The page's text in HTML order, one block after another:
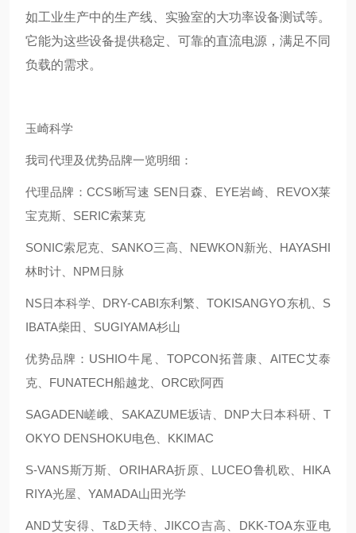
如工业生产中的生产线、实验室的大功率设备测试等。
它能为这些设备提供稳定、可靠的直流电源，满足不同
负载的需求。
玉崎科学
我司代理及优势品牌一览明细：
代理品牌：CCS晰写速 SEN日森、EYE岩崎、REVOX莱
宝克斯、SERIC索莱克
SONIC索尼克、SANKO三高、NEWKON新光、HAYASHI
林时计、NPM日脉
NS日本科学、DRY-CABI东利繁、TOKISANGYO东机、S
IBATA柴田、SUGIYAMA杉山
优势品牌：USHIO牛尾、TOPCON拓普康、AITEC艾泰
克、FUNATECH船越龙、ORC欧阿西
SAGADEN嵯峨、SAKAZUME坂诘、DNP大日本科研、T
OKYO DENSHOKU电色、KKIMAC
S-VANS斯万斯、ORIHARA折原、LUCEO鲁机欧、HIKA
RIYA光屋、YAMADA山田光学
AND艾安得、T&D天特、JIKCO吉高、DKK-TOA东亚电